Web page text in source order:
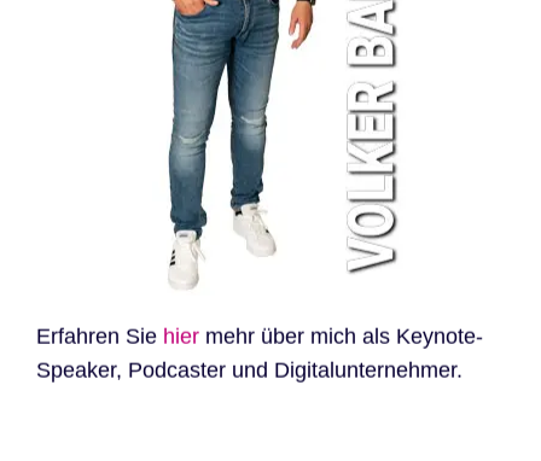
Erfahren Sie hiermehr über mich als Keynote-
Speaker, Podcaster und Digitalunternehmer.